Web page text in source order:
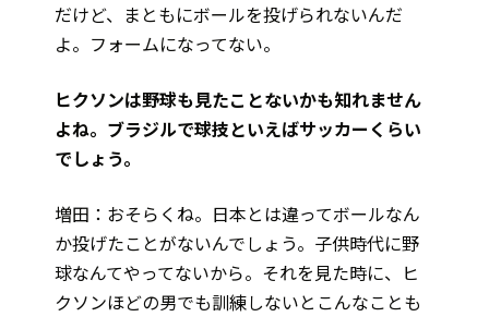
だけど、まともにボールを投げられないんだ
よ。フォームになってない。
――ヒクソンは野球も見たことないかも知れません
よね。ブラジルで球技といえばサッカーくらい
でしょう。
増田：おそらくね。日本とは違ってボールなん
か投げたことがないんでしょう。子供時代に野
球なんてやってないから。それを見た時に、ヒ
クソンほどの男でも訓練しないとこんなことも